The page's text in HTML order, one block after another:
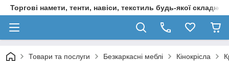
Торгові намети, тенти, навіси, текстиль будь-якої
Товари та послуги Безкаркасні меблі Кінокрісла